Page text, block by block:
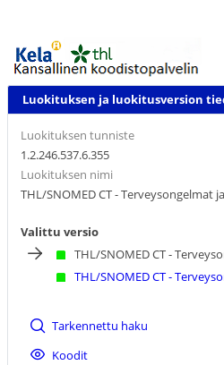
Luokituksen ja luokitusversion
Luokituksen tunniste
1.2.246.537.6.355
Luokituksen nimi
THL/SNOMED CT - Terveysongelmat
Valittu versio
THL/SNOMED CT -
THL/SNOMED CT -
Tarkennettu haku
Koodit